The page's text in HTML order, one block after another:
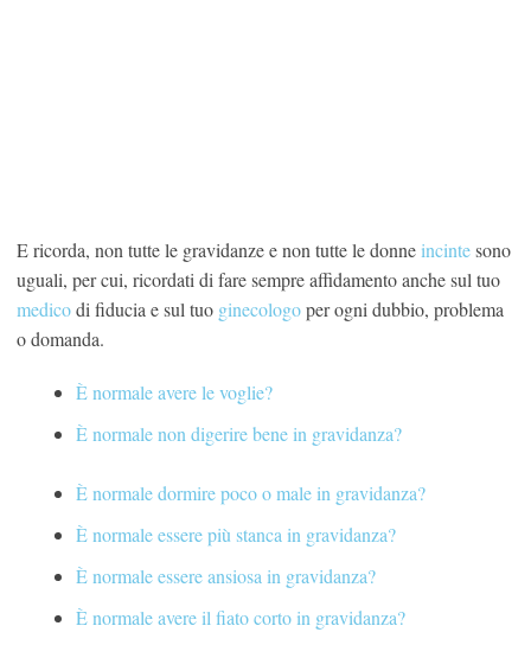
E ricorda, non tutte le gravidanze e non tutte le donne incintesono
uguali, per cui, ricordati di fare sempre affidamento anche sul tuo
medicodi fiducia e sul tuo ginecologoper ogni dubbio, problema
o domanda.
È normale avere le voglie?
È normale non digerire bene in gravidanza?
È normale dormire poco o male in gravidanza?
È normale essere più stanca in gravidanza?
È normale essere ansiosa in gravidanza?
È normale avere il fiato corto in gravidanza?